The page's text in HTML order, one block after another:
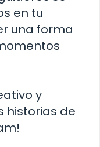
en tu
una forma
y
historias de